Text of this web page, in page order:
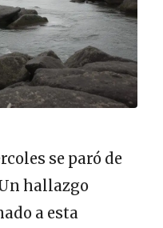
se paró de
hallazgo
a esta